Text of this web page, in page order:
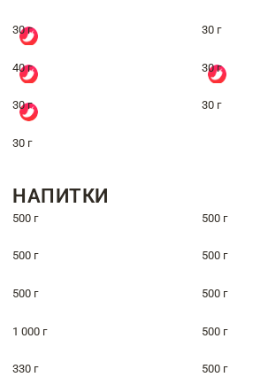
30 г 30 г
40 г 30 г
30 г 30 г
30 г
НАПИТКИ
500 г 500 г
500 г 500 г
500 г 500 г
1 000 г 500 г
330 г 500 г